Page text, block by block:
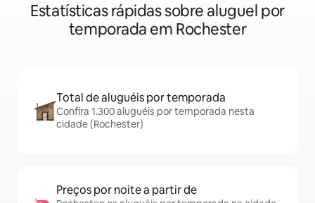
Estatísticas rápidas sobre aluguel por
temporada em Rochester
Total de aluguéis por temporada
Confira 1.300 aluguéis por temporada nesta
cidade (Rochester)
Preços por noite a partir de